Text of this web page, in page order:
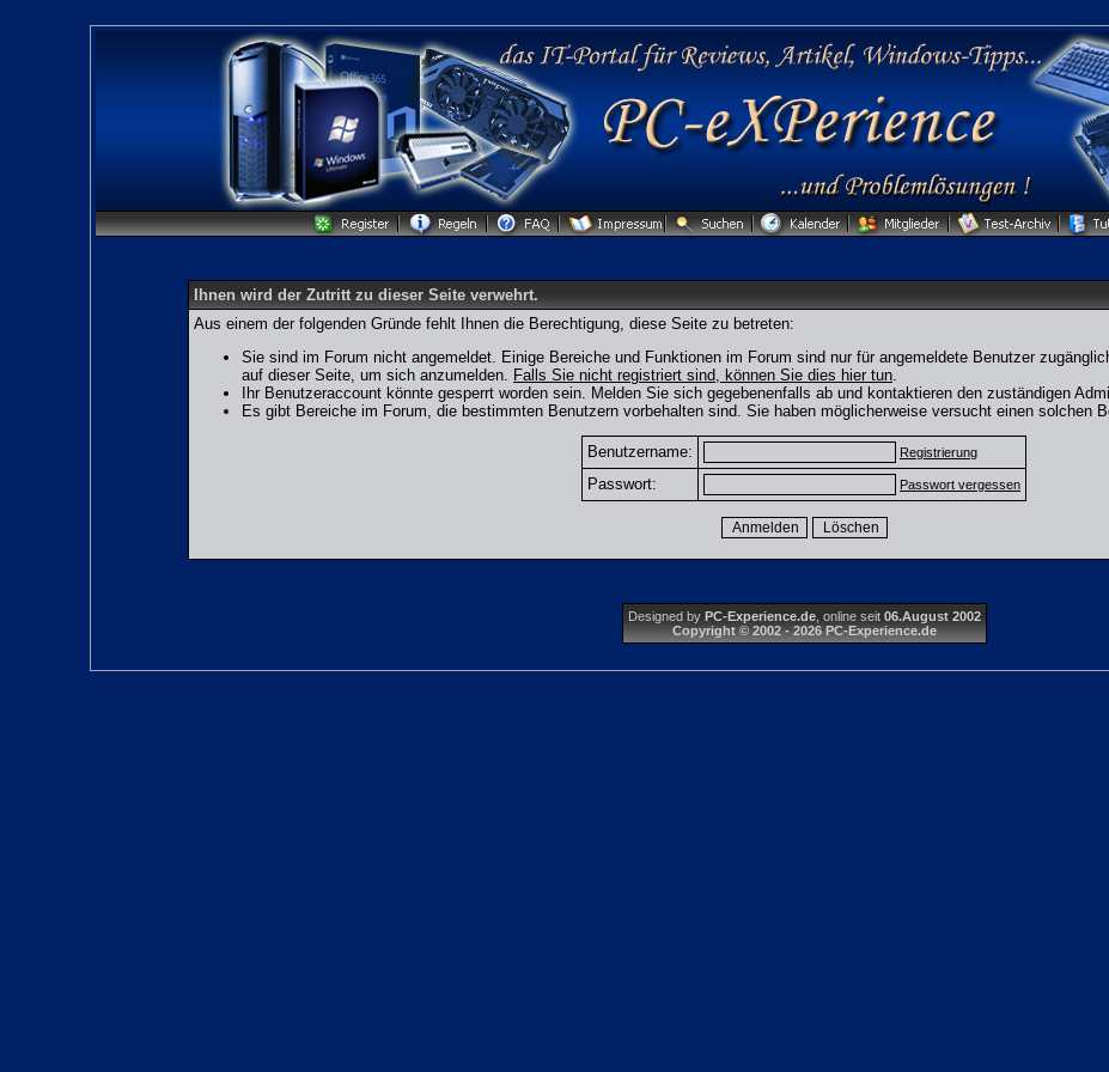
Ihnen wird der Zutritt zu dieser Seite verwehrt.
Aus einem der folgenden Gründe fehlt Ihnen die Berechtigung, diese Seite zu betreten:
Sie sind im Forum nicht angemeldet. Einige Bereiche und Funktionen im Forum sind nur für angemeldete Benutzer
auf dieser Seite, um sich anzumelden. Falls Sie nicht registriert sind, können Sie dies hier tun.
Ihr Benutzeraccount könnte gesperrt worden sein. Melden Sie sich gegebenenfalls ab und kontaktieren den zuständigen
Es gibt Bereiche im Forum, die bestimmten Benutzern vorbehalten sind. Sie haben möglicherweise versucht einen solchen
Benutzername: Registrierung
Passwort: Passwort vergessen
Designed by PC-Experience.de, online seit 06.August 2002
Copyright © 2002 - 2026 PC-Experience.de